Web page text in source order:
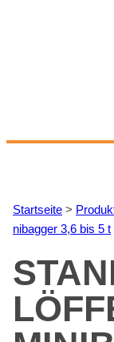
Start­sei­te >
ni­bag­ger 3,6 bis 5 t